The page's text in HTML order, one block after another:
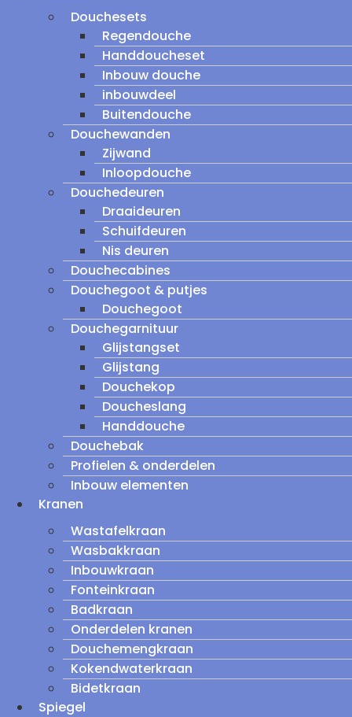
Douchesets
Regendouche
Handdoucheset
Inbouw douche
inbouwdeel
Buitendouche
Douchewanden
Zijwand
Inloopdouche
Douchedeuren
Draaideuren
Schuifdeuren
Nis deuren
Douchecabines
Douchegoot & putjes
Douchegoot
Douchegarnituur
Glijstangset
Glijstang
Douchekop
Doucheslang
Handdouche
Douchebak
Profielen & onderdelen
Inbouw elementen
Kranen
Wastafelkraan
Wasbakkraan
Inbouwkraan
Fonteinkraan
Badkraan
Onderdelen kranen
Douchemengkraan
Kokendwaterkraan
Bidetkraan
Spiegel